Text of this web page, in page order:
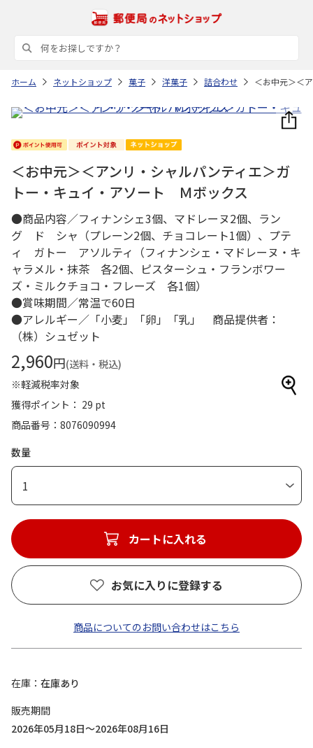
ホーム ネットショップ 菓子 洋菓子 詰合わせ ＜お中元＞＜
＜お中元＞＜アンリ・シャルパンティエ＞ガ
トー・キュイ・アソート Ｍボックス
●商品内容／フィナンシェ3個、マドレーヌ2個、ラン
グ ド シャ（プレーン2個、チョコレート1個）、プテ
ィ ガトー アソルティ（フィナンシェ・マドレーヌ・キ
ャラメル・抹茶 各2個、ピスターシュ・フランボワー
ズ・ミルクチョコ・フレーズ 各1個）
●賞味期間／常温で60日
●アレルギー／「小麦」「卵」「乳」 商品提供者：
（株）シュゼット
2,960円(送料・税込)
※軽減税率対象
獲得ポイント： 29 pt
商品番号
8076090994
数量
1
カートに入れる
お気に入りに登録する
商品についてのお問い合わせはこちら
在庫
在庫あり
販売期間
2026年05月18日～2026年08月16日